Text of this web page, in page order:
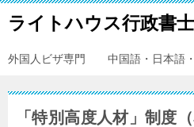
ライトハウス行政書
外国人ビザ専門 中国語・日本語
「特別高度人材」制度